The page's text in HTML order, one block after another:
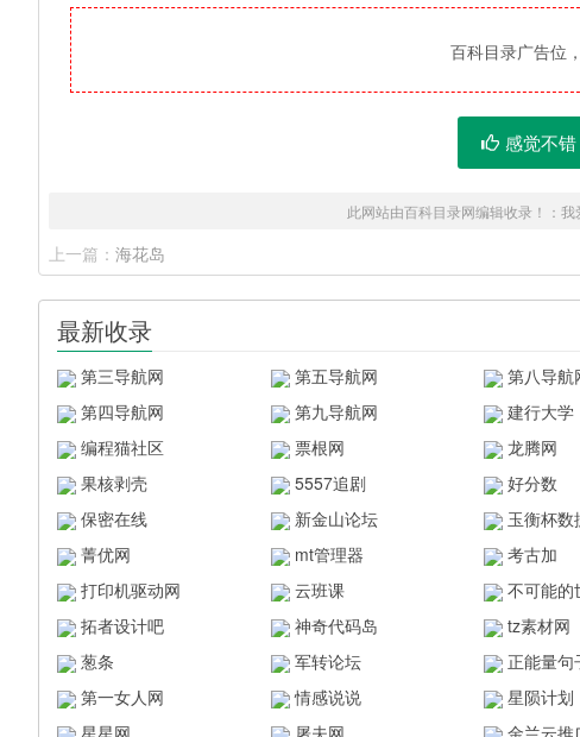
百科目录广告位
感觉不
此网站由百科目录网编辑收录！： 我
上一篇： 海花岛
最新收录
第三导航网 第五导航网 第八导航
第四导航网
第九导航网 建行大学
编程猫社区
票根网 龙腾网
果核剥壳
5557追剧 好分数
保密在线
新金山论坛 玉衡杯数
菁优网
mt管理器 考古加
打印机驱动网
云班课 不可能的
拓者设计吧
神奇代码岛 tz素材网
葱条
军转论坛 正能量句
第一女人网
情感说说 星陨计划